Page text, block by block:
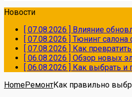
Новости
[ 07.08.2026 ] Влияние
[ 07.08.2026 ] Тюнинг салона
[ 07.08.2026 ] Как
[ 06.08.2026 ] Обзор новых
[ 06.08.2026 ] Как выбрать и
HomeРемонтКак правильно